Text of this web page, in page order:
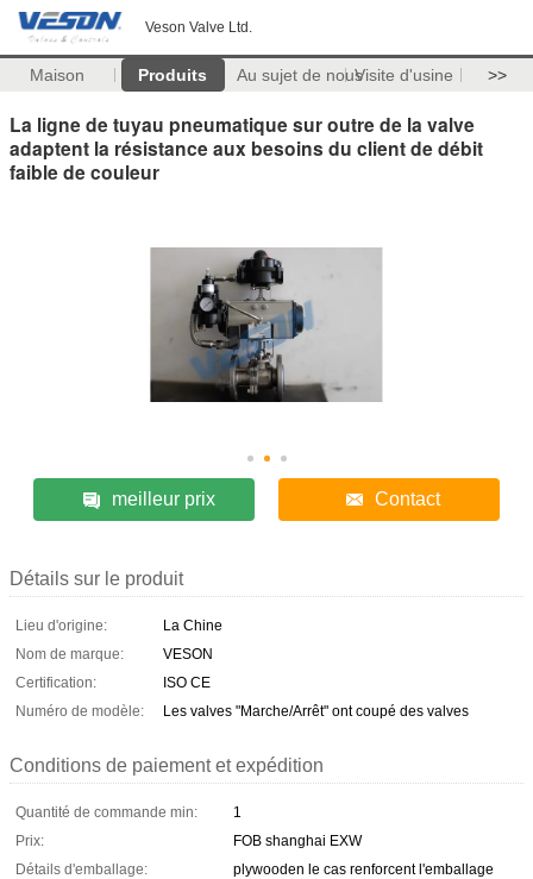
Veson Valve Ltd.
Maison Produits Au sujet de nousVisite d'usine >>
La ligne de tuyau pneumatique sur outre de la valve
adaptent la résistance aux besoins du client de débit
faible de couleur
meilleur prix Contact
Détails sur le produit
Lieu d'origine:
La Chine
Nom de marque:
VESON
Certification:
ISO CE
Numéro de modèle:
Les valves "Marche/Arrêt" ont coupé des valves
Conditions de paiement et expédition
Quantité de commande min:
1
Prix:
FOB shanghai EXW
Détails d'emballage:
plywooden le cas renforcent l'emballage